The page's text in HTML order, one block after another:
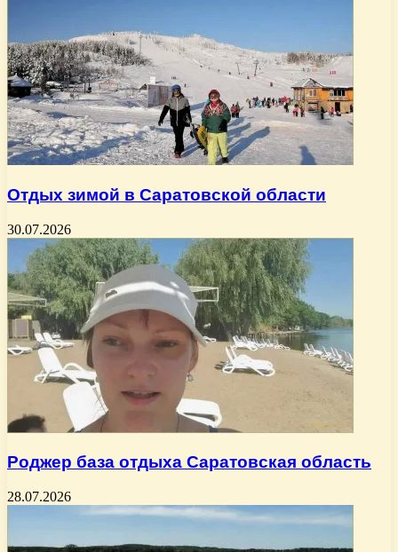
Отдых зимой в Саратовской области
30.07.2026
Роджер база отдыха Саратовская область
28.07.2026